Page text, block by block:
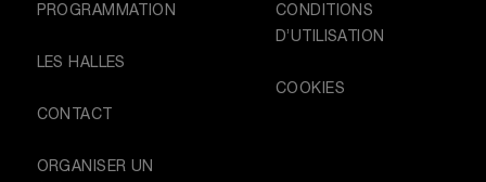
CONDITIONS
D’UTILISATION
COOKIES
PROGRAMMATION
LES HALLES
CONTACT
ORGANISER UN